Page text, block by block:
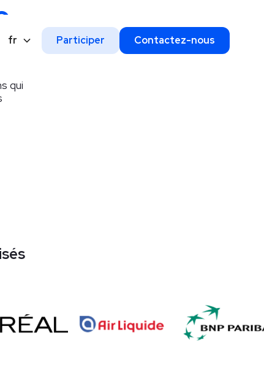
fr Participer Contactez-nous
qui